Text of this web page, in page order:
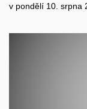
v pondělí 10. srpna